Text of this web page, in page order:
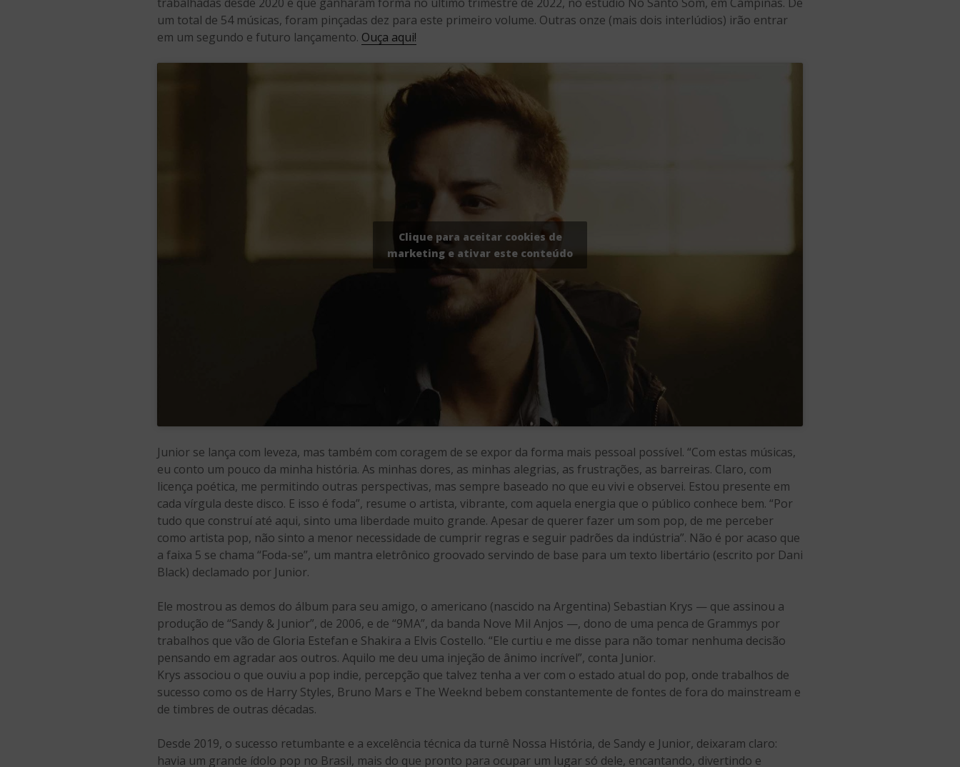
trabalhadas desde 2020 e que ganharam forma no último trimestre de 2022, no estúdio No Santo Som, em Campinas. De
um total de 54 músicas, foram pinçadas dez para este primeiro volume. Outras onze (mais dois interlúdios) irão entrar
em um segundo e futuro lançamento. Ouça aqui!
Clique para aceitar cookies de
marketing e ativar este conteúdo
Junior se lança com leveza, mas também com coragem de se expor da forma mais pessoal possível. “Com estas músicas,
eu conto um pouco da minha história. As minhas dores, as minhas alegrias, as frustrações, as barreiras. Claro, com
licença poética, me permitindo outras perspectivas, mas sempre baseado no que eu vivi e observei. Estou presente em
cada vírgula deste disco. E isso é foda”, resume o artista, vibrante, com aquela energia que o público conhece bem. “Por
tudo que construí até aqui, sinto uma liberdade muito grande. Apesar de querer fazer um som pop, de me perceber
como artista pop, não sinto a menor necessidade de cumprir regras e seguir padrões da indústria”. Não é por acaso que
a faixa 5 se chama “Foda-se”, um mantra eletrônico groovado servindo de base para um texto libertário (escrito por Dani
Black) declamado por Junior.
Ele mostrou as demos do álbum para seu amigo, o americano (nascido na Argentina) Sebastian Krys — que assinou a
produção de “Sandy & Junior”, de 2006, e de “9MA”, da banda Nove Mil Anjos —, dono de uma penca de Grammys por
trabalhos que vão de Gloria Estefan e Shakira a Elvis Costello. “Ele curtiu e me disse para não tomar nenhuma decisão
pensando em agradar aos outros. Aquilo me deu uma injeção de ânimo incrível”, conta Junior.
Krys associou o que ouviu a pop indie, percepção que talvez tenha a ver com o estado atual do pop, onde trabalhos de
sucesso como os de Harry Styles, Bruno Mars e The Weeknd bebem constantemente de fontes de fora do mainstream e
de timbres de outras décadas.
Desde 2019, o sucesso retumbante e a excelência técnica da turnê Nossa História, de Sandy e Junior, deixaram claro:
havia um grande ídolo pop no Brasil, mais do que pronto para ocupar um lugar só dele, encantando, divertindo e